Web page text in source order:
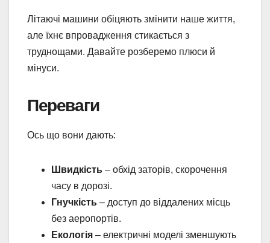
Літаючі машини обіцяють змінити наше життя,
але їхнє впровадження стикається з
труднощами. Давайте розберемо плюси й
мінуси.
Переваги
Ось що вони дають:
Швидкість – обхід заторів, скорочення
часу в дорозі.
Гнучкість – доступ до віддалених місць
без аеропортів.
Екологія – електричні моделі зменшують